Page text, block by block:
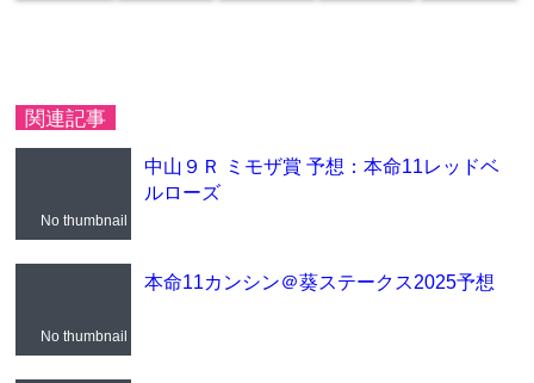
関連記事
No thumbnail
中山９Ｒ ミモザ賞 予想：本命11レッドベ
ルローズ
No thumbnail
本命11カンシン＠葵ステークス2025予想